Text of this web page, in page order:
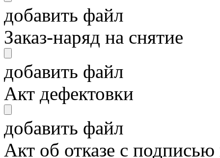
добавить файл
Заказ-наряд на снятие
добавить файл
Акт дефектовки
добавить файл
Акт об отказе с